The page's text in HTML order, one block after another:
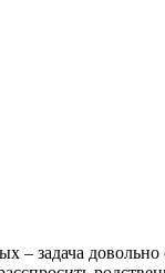
– задача